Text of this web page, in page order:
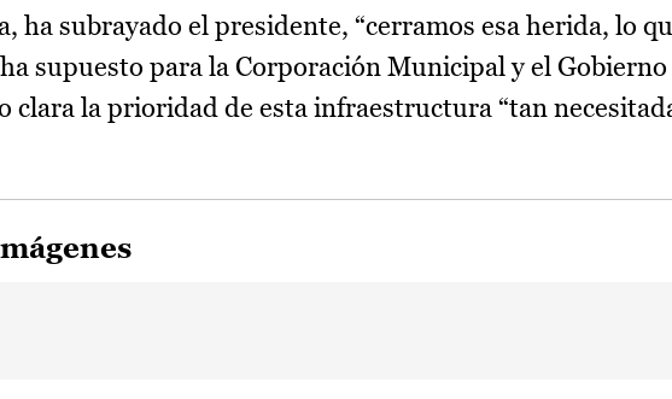
ha subrayado el presidente, “cerramos esa herida, lo
supuesto para la Corporación Municipal y el
clara la prioridad de esta infraestructura “tan